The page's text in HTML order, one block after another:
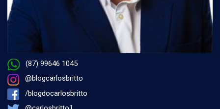
(87) 99646 1045
@blogcarlosbritto
/blogdocarlosbritto